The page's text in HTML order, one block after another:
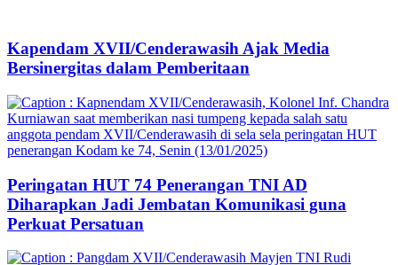
Kapendam XVII/Cenderawasih Ajak Media
Bersinergitas dalam Pemberitaan
Peringatan HUT 74 Penerangan TNI AD
Diharapkan Jadi Jembatan Komunikasi guna
Perkuat Persatuan